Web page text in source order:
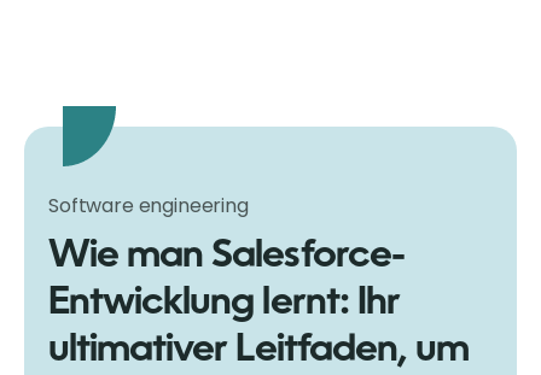
Software engineering
Wie man Salesforce-
Entwicklung lernt: Ihr
ultimativer Leitfaden, um